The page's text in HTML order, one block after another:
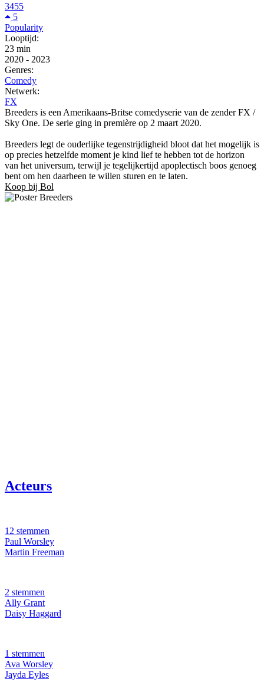
3455
5
Popularity
Looptijd:
23 min
2020 - 2023
Genres:
Comedy
Netwerk:
FX
Breeders is een Amerikaans-Britse comedyserie van de zender FX /
Sky One. De serie ging in première op 2 maart 2020.
Breeders legt de ouderlijke tegenstrijdigheid bloot dat het mogelijk is
op precies hetzelfde moment je kind lief te hebben tot de horizon
van het universum, terwijl je tegelijkertijd apoplectisch boos genoeg
bent om hen daarheen te willen sturen en te laten.
Koop bij Bol
Acteurs
12 stemmen
Paul Worsley
Martin Freeman
2 stemmen
Ally Grant
Daisy Haggard
1 stemmen
Ava Worsley
Jayda Eyles